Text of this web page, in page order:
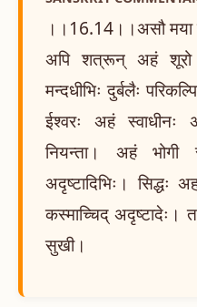
।।16.14।।असौ मया
अपि शत्रून् अहं शूरो
मन्दधीभिः दुर्बलैः
ईश्वरः अहं
नियन्ता। अहं
अदृष्टादिभिः।
कस्माच्चिद् अदृष्टादेः।
सुखी।